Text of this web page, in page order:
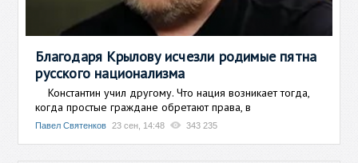
Благодаря Крылову исчезли родимые пятна
русского национализма
Константин учил другому. Что нация возникает тогда,
когда простые граждане обретают права, в
Павел Святенков 23 сен, 14:48 343 235